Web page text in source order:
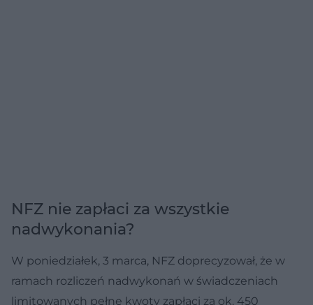
NFZ nie zapłaci za wszystkie
nadwykonania?
W poniedziałek, 3 marca, NFZ doprecyzował, że w
ramach rozliczeń nadwykonań w świadczeniach
limitowanych pełne kwoty zapłaci za ok. 450